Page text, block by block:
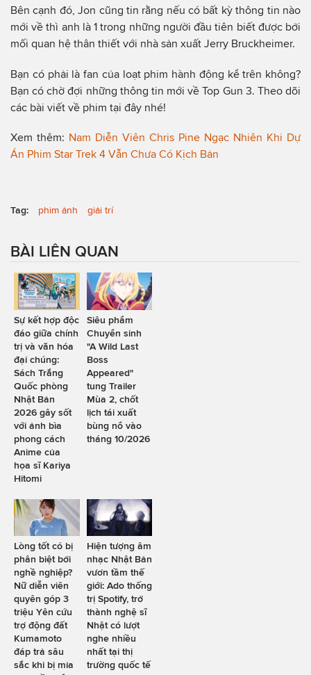
Bên cạnh đó, Jon cũng tin rằng nếu có bất kỳ thông tin nào
mới về thì anh là 1 trong những người đầu tiên biết được bởi
mối quan hệ thân thiết với nhà sản xuất Jerry Bruckheimer.
Bạn có phải là fan của loạt phim hành động kể trên không?
Bạn có chờ đợi những thông tin mới về Top Gun 3. Theo dõi
các bài viết về phim tại đây nhé!
Xem thêm: Nam Diễn Viên Chris Pine Ngạc Nhiên Khi Dự
Án Phim Star Trek 4 Vẫn Chưa Có Kịch Bản
Tag: phim ảnh giải trí
BÀI LIÊN QUAN
Sự kết hợp độc
đáo giữa chính
trị và văn hóa
đại chúng:
Sách Trắng
Quốc phòng
Nhật Bản
2026 gây sốt
với ảnh bìa
phong cách
Anime của
họa sĩ Kariya
Hitomi
Siêu phẩm
Chuyển sinh
"A Wild Last
Boss
Appeared"
tung Trailer
Mùa 2, chốt
lịch tái xuất
bùng nổ vào
tháng 10/2026
Lòng tốt có bị
phân biệt bởi
nghề nghiệp?
Nữ diễn viên
quyên góp 3
triệu Yên cứu
trợ động đất
Kumamoto
đáp trả sâu
sắc khi bị mỉa
Hiện tượng âm
nhạc Nhật Bản
vươn tầm thế
giới: Ado thống
trị Spotify, trở
thành nghệ sĩ
Nhật có lượt
nghe nhiều
nhất tại thị
trường quốc tế